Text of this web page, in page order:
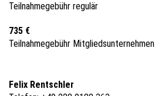
Teilnahmegebühr regulär
735 €
Teilnahmegebühr Mitgliedsunternehmen
Felix Rentschler